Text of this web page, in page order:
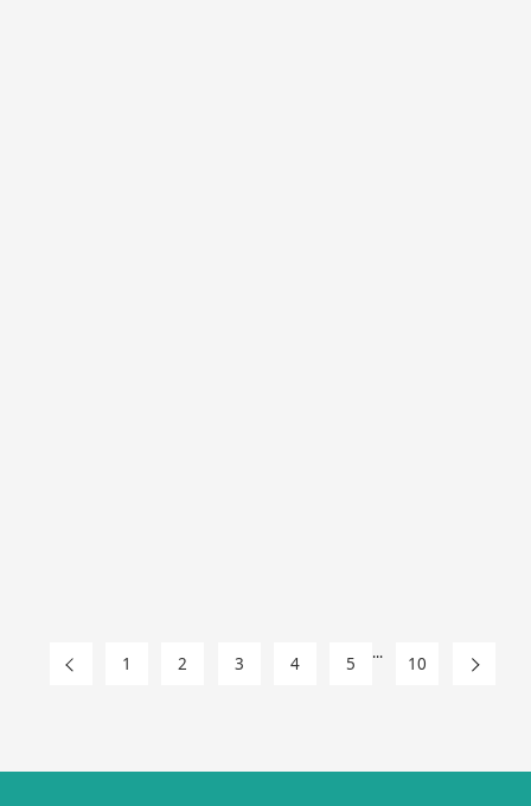
1 2 3 4 5
...
10